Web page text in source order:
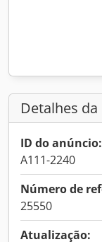
Detalhes
ID do anúncio:
A111-2240
Número de
25550
Atualização: